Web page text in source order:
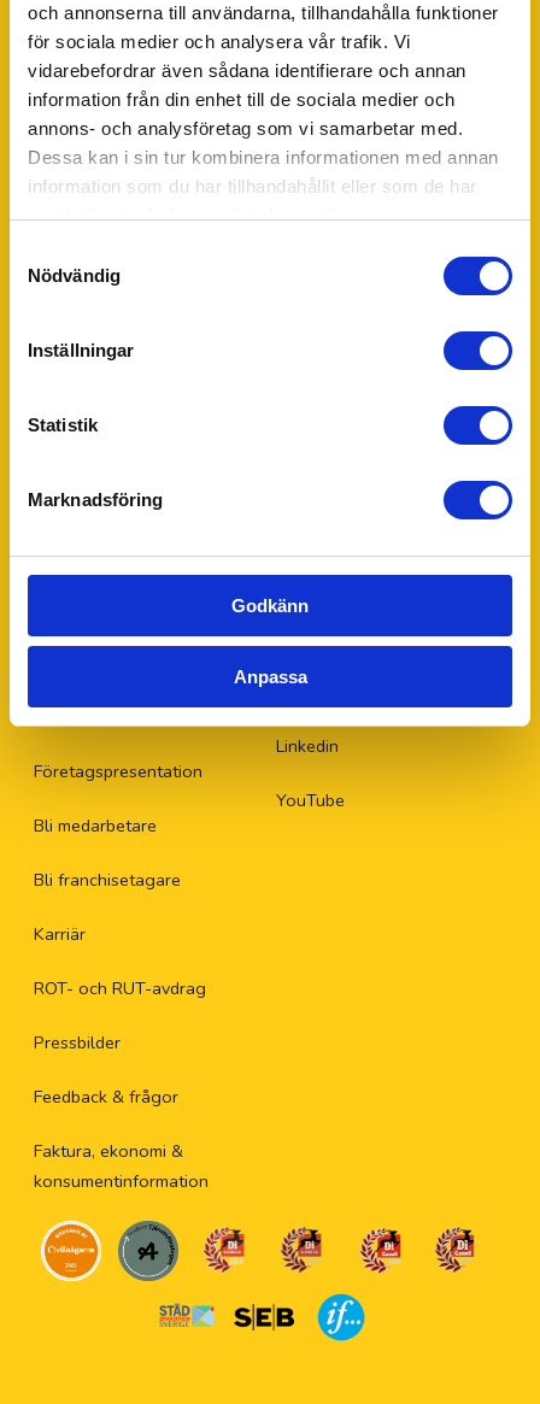
och annonserna till användarna, tillhandahålla funktioner
för sociala medier och analysera vår trafik. Vi
vidarebefordrar även sådana identifierare och annan
information från din enhet till de sociala medier och
annons- och analysföretag som vi samarbetar med.
Dessa kan i sin tur kombinera informationen med annan
information som du har tillhandahållit eller som de har
samlat in när du har använt deras tjänster.
Nödvändig
Inställningar
Statistik
Marknadsföring
Godkänn
Anpassa
Snickare
Målning och tapetsering
Övrigt
Om inställelseavgift
Företagstjänster
Värdar, informatörer & bemanning
Lager, logistik & industri
Mer om 55Plus AB
Företagspresentation
Bli medarbetare
Bli franchisetagare
Karriär
ROT- och RUT-avdrag
Pressbilder
Feedback & frågor
Faktura, ekonomi &
konsumentinformation
Följ oss på sociala
medier
Facebook
Linkedin
YouTube